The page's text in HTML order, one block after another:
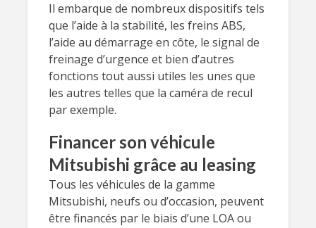
Il embarque de nombreux dispositifs tels
que l’aide à la stabilité, les freins ABS,
l’aide au démarrage en côte, le signal de
freinage d’urgence et bien d’autres
fonctions tout aussi utiles les unes que
les autres telles que la caméra de recul
par exemple.
Financer son véhicule
Mitsubishi grâce au leasing
Tous les véhicules de la gamme
Mitsubishi, neufs ou d’occasion, peuvent
être financés par le biais d’une LOA ou